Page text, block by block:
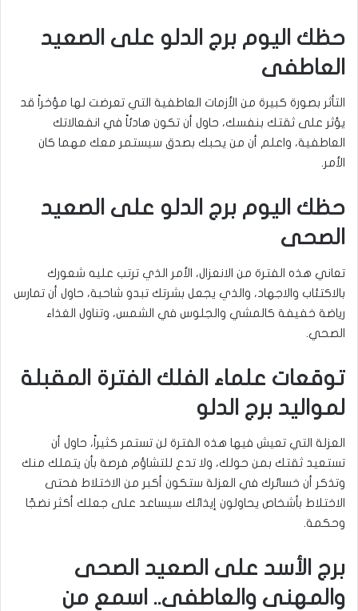
حظك اليوم برج الدلو على الصعيد
العاطفى
التأثر بصورة كبيرة من الأزمات العاطفية التي تعرضت لها مؤخراً قد
يؤثر على ثقتك بنفسك، حاول أن تكون هادئاً في انفعالاتك
العاطفية، واعلم أن من يحبك بصدق سيستمر معك مهما كان
الأمر.
حظك اليوم برج الدلو على الصعيد
الصحى
تعاني هذه الفترة من الانعزال، الأمر الذي ترتب عليه شعورك
بالاكتئاب والاجهاد، والذي يجعل بشرتك تبدو شاحبة، حاول أن تمارس
رياضة خفيفة كالمشي والجلوس في الشمس، وتناول الغذاء
الصحي.
توقعات علماء الفلك الفترة المقبلة
لمواليد برج الدلو
العزلة التي تعيش فيها هذه الفترة لن تستمر كثيراً، حاول أن
تستعيد ثقتك بمن حولك، ولا تدع للتشاؤم فرصة بأن يتملك منك
وتذكر أن خسائرك في العزلة ستكون أكبر من الاختلاط فحتى
الاختلاط بأشخاص يحاولون إيذائك سيساعد على جعلك أكثر نضجًا
وحكمة.
برج الأسد على الصعيد الصحى
والمهنى والعاطفى.. اسمع من